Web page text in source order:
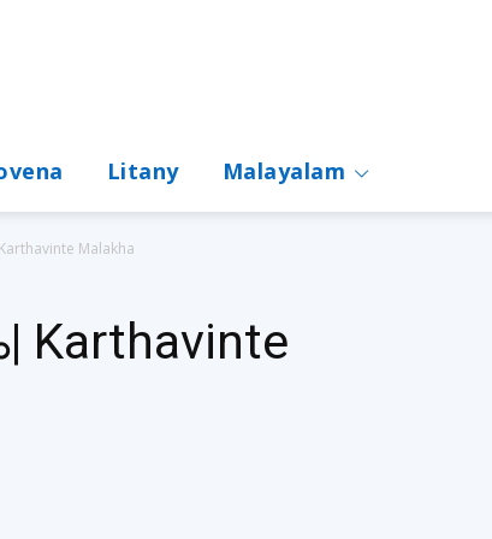
Litany Malayalam
Malakha